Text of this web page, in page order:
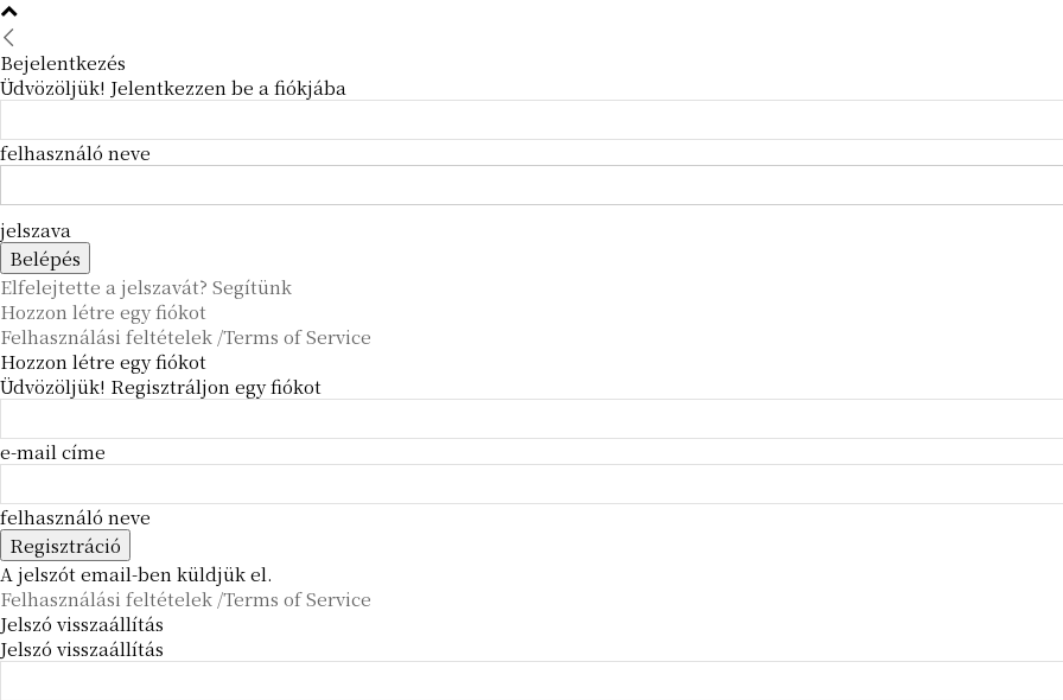
Bejelentkezés
Üdvözöljük! Jelentkezzen be a fiókjába
felhasználó neve
jelszava
Elfelejtette a jelszavát? Segítünk
Hozzon létre egy fiókot
Felhasználási feltételek /Terms of Service
Hozzon létre egy fiókot
Üdvözöljük! Regisztráljon egy fiókot
e-mail címe
felhasználó neve
A jelszót email-ben küldjük el.
Felhasználási feltételek /Terms of Service
Jelszó visszaállítás
Jelszó visszaállítás